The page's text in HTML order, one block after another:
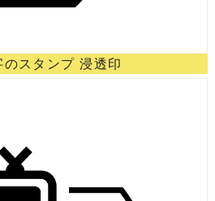
スタンプ 浸透印